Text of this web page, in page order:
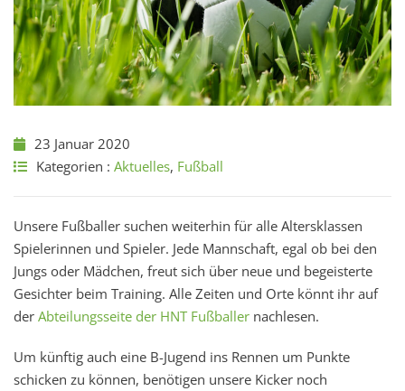
23 Januar 2020
Kategorien : Aktuelles, Fußball
Unsere Fußballer suchen weiterhin für alle Altersklassen
Spielerinnen und Spieler. Jede Mannschaft, egal ob bei den
Jungs oder Mädchen, freut sich über neue und begeisterte
Gesichter beim Training. Alle Zeiten und Orte könnt ihr auf
der Abteilungsseite der HNT Fußballer nachlesen.
Um künftig auch eine B-Jugend ins Rennen um Punkte
schicken zu können, benötigen unsere Kicker noch